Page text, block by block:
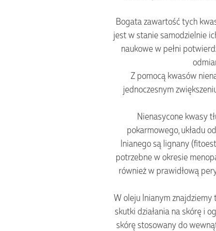
Bogata zawartość tych
jest w stanie samodzielnie
naukowe w pełni
Z pomocą kwasów
jednoczesnym
Nienasycone kwasy
pokarmowego, układu
lnianego są lignany
potrzebne w okresie
również w prawidłową
W oleju lnianym znajdziemy
skutki działania na skórę i
skórę stosowany do